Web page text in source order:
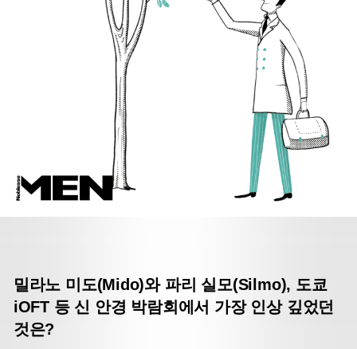
밀라노 미도(Mido)와 파리 실모(Silmo), 도쿄
iOFT 등 신 안경 박람회에서 가장 인상 깊었던
것은?